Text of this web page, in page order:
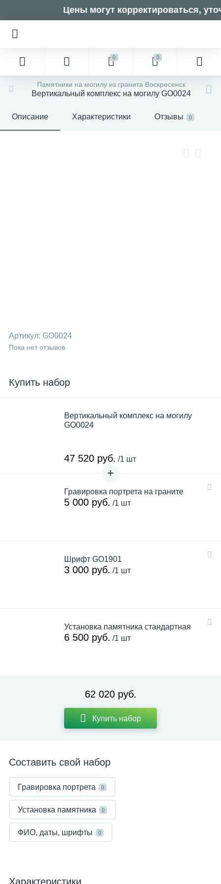
Цены могут корректироваться,
0 0
Памятники на могилу из гранита Воскресенск
Вертикальный комплекс на могилу GO0024
Описание Характеристики Отзывы 0
Артикул: GO0024
Пока нет отзывов
Купить набор
Вертикальный комплекс на могилу
GO0024
47 520 руб. /1 шт
Гравировка портрета на граните
5 000 руб. /1 шт
Шрифт GO1901
3 000 руб. /1 шт
Установка памятника стандартная
6 500 руб. /1 шт
62 020 руб.
Купить набор
Составить свой набор
Гравировка портрета 0
Установка памятника 0
ФИО, даты, шрифты 0
Характеристики